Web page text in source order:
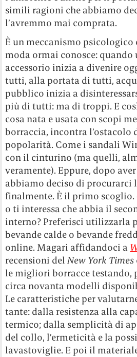
simili ragioni che abbiamo
l’avremmo mai comprata.
È un meccanismo
moda ormai conosce: quando
accessorio inizia a divenire
tutti, alla portata di tutti,
pubblico inizia a
più di tutti: ma di troppi. E
cosa nata e usata con scopi
borraccia, incontra l’ostacolo
popolarità. Come i sandali
con il cinturino (ma quelli,
veramente). Eppure, dopo
abbiamo deciso di procurarci
finalmente. È il primo scoglio.
o ti interessa che abbia il
interno? Preferisci utilizzarla
bevande calde o bevande
online. Magari affidandoci a
recensioni delNew York Times
le migliori borracce testando,
circa novanta modelli
Le caratteristiche per
tante: dalla resistenza alla
termico; dalla semplicità di
del collo, l’ermeticità e la
lavastoviglie. E poi il